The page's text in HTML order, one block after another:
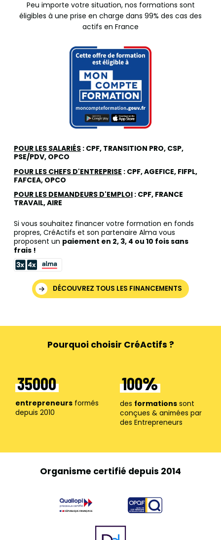
Peu importe votre situation, nos formations sont
éligibles à une prise en charge dans 99% des cas des
actifs en France
POUR LES SALARIÉS : CPF, TRANSITION PRO, CSP,
PSE/PDV, OPCO
POUR LES CHEFS D'ENTREPRISE : CPF, AGEFICE, FIFPL,
FAFCEA, OPCO
POUR LES DEMANDEURS D'EMPLOI : CPF, FRANCE
TRAVAIL, AIRE
Si vous souhaitez financer votre formation en fonds
propres, CréActifs et son partenaire Alma vous
proposent un paiement en 2, 3, 4 ou 10 fois sans
frais !
DÉCOUVREZ TOUS LES FINANCEMENTS
Pourquoi choisir CréActifs ?
35000
entrepreneurs formés
depuis 2010
100
des formations sont
conçues & animées par
des Entrepreneurs
Organisme certifié depuis 2014